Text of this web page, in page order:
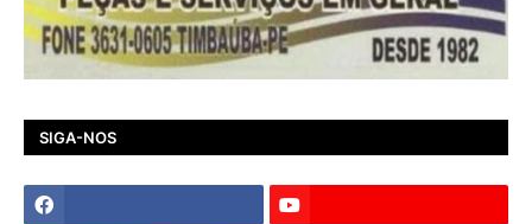
SIGA-NOS